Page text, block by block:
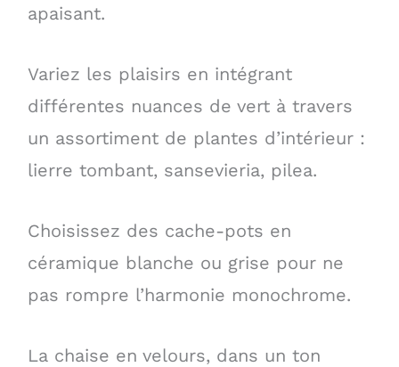
apaisant.
Variez les plaisirs en intégrant
différentes nuances de vert à travers
un assortiment de plantes d’intérieur :
lierre tombant, sansevieria, pilea.
Choisissez des cache-pots en
céramique blanche ou grise pour ne
pas rompre l’harmonie monochrome.
La chaise en velours, dans un ton